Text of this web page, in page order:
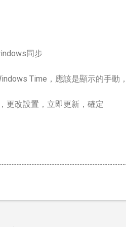
同步
Time，應該是顯示的手動
更改設置，立即更新，確定